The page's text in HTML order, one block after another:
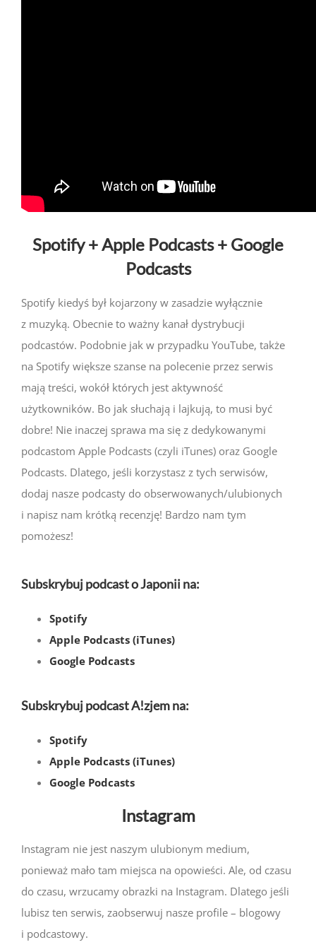
Spotify + Apple Podcasts + Google
Podcasts
Spotify kiedyś był kojarzony w zasadzie wyłącznie
z muzyką. Obecnie to ważny kanał dystrybucji
podcastów. Podobnie jak w przypadku YouTube, także
na Spotify większe szanse na polecenie przez serwis
mają treści, wokół których jest aktywność
użytkowników. Bo jak słuchają i lajkują, to musi być
dobre! Nie inaczej sprawa ma się z dedykowanymi
podcastom Apple Podcasts (czyli iTunes) oraz Google
Podcasts. Dlatego, jeśli korzystasz z tych serwisów,
dodaj nasze podcasty do obserwowanych/ulubionych
i napisz nam krótką recenzję! Bardzo nam tym
pomożesz!
Subskrybuj podcast o Japonii na:
Spotify
Apple Podcasts (iTunes)
Google Podcasts
Subskrybuj podcast A!zjem na:
Spotify
Apple Podcasts (iTunes)
Google Podcasts
Instagram
Instagram nie jest naszym ulubionym medium,
ponieważ mało tam miejsca na opowieści. Ale, od czasu
do czasu, wrzucamy obrazki na Instagram. Dlatego jeśli
lubisz ten serwis, zaobserwuj nasze profile – blogowy
i podcastowy.